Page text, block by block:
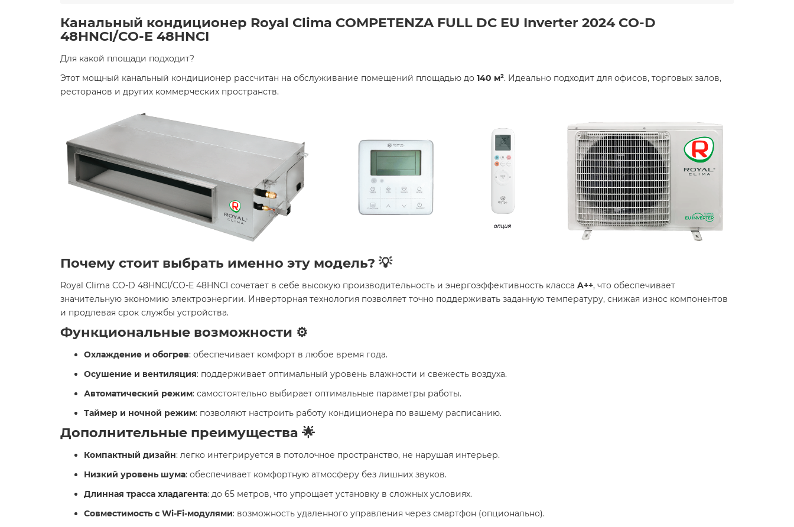
Канальный кондиционер Royal Clima COMPETENZA FULL DC EU Inverter 2024 CO-D
48HNCI/CO-E 48HNCI
Для какой площади подходит?
Этот мощный канальный кондиционер рассчитан на обслуживание помещений площадью до 140 м². Идеально подходит для офисов, торговых залов,
ресторанов и других коммерческих пространств.
Почему стоит выбрать именно эту модель? 💡
Royal Clima CO-D 48HNCI/CO-E 48HNCI сочетает в себе высокую производительность и энергоэффективность класса A++, что обеспечивает
значительную экономию электроэнергии. Инверторная технология позволяет точно поддерживать заданную температуру, снижая износ компонентов
и продлевая срок службы устройства.
Функциональные возможности ⚙️
Охлаждение и обогрев: обеспечивает комфорт в любое время года.
Осушение и вентиляция: поддерживает оптимальный уровень влажности и свежесть воздуха.
Автоматический режим: самостоятельно выбирает оптимальные параметры работы.
Таймер и ночной режим: позволяют настроить работу кондиционера по вашему расписанию.
Дополнительные преимущества 🌟
Компактный дизайн: легко интегрируется в потолочное пространство, не нарушая интерьер.
Низкий уровень шума: обеспечивает комфортную атмосферу без лишних звуков.
Длинная трасса хладагента: до 65 метров, что упрощает установку в сложных условиях.
Совместимость с Wi-Fi-модулями: возможность удаленного управления через смартфон (опционально).